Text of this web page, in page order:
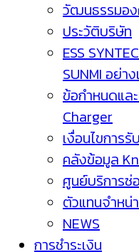
วัฒนธรรมอ
ประวัติบริษัท
ESS
SUNMI อย่า
ข้อกำหนดแล
Charger
เงื่อนไขการรั
คลังข้อมูล
ศูนย์บริการซ่
ตัวแทนจำหน่
NEWS
การชำระเงิน